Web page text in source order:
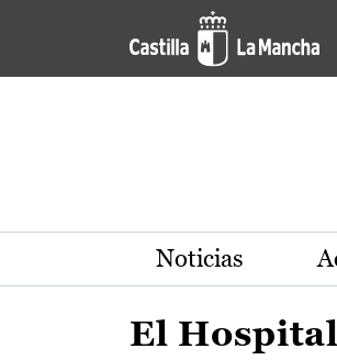
Pasar al contenido principal
Actualidad de la
Noticias
El